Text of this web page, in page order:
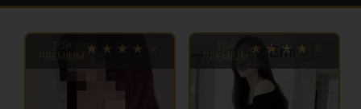
TOP
PREMIUM